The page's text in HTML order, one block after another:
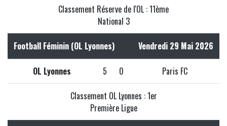
Classement Réserve de l'OL : 11ème
National 3
Football Féminin (OL Lyonnes) Vendredi 29 Mai 2026
OL Lyonnes 5 0 Paris FC
Classement OL Lyonnes : 1er
Première Ligue